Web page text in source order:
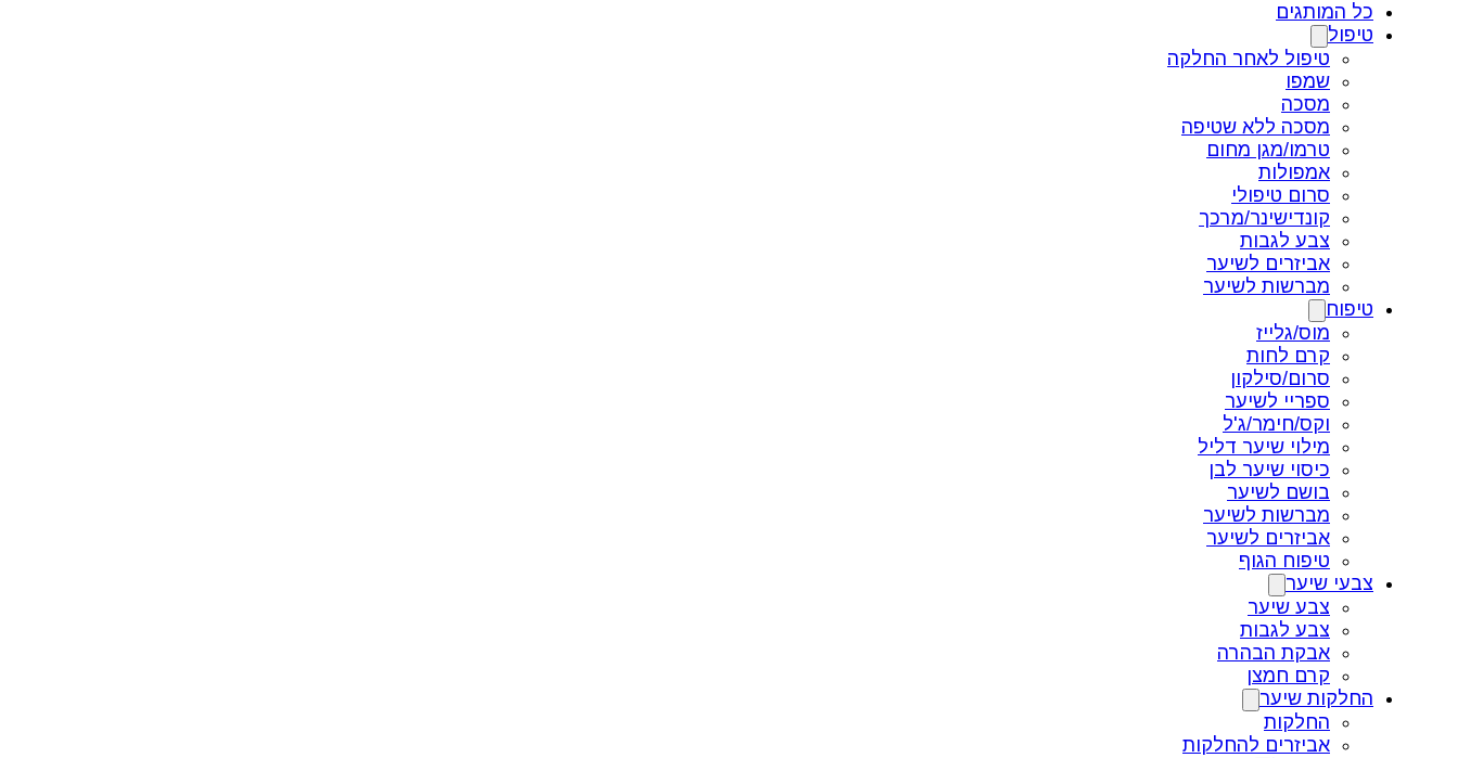
כל המותגים
טיפול
טיפול לאחר החלקה
שמפו
מסכה
מסכה ללא שטיפה
טרמו/מגן מחום
אמפולות
סרום טיפולי
קונדישינר/מרכך
צבע לגבות
אביזרים לשיער
מברשות לשיער
טיפוח
מוס/גלייז
קרם לחות
סרום/סילקון
ספריי לשיער
וקס/חימר/ג'ל
מילוי שיער דליל
כיסוי שיער לבן
בושם לשיער
מברשות לשיער
אביזרים לשיער
טיפוח הגוף
צבעי שיער
צבע שיער
צבע לגבות
אבקת הבהרה
קרם חמצן
החלקות שיער
החלקות
אביזרים להחלקות